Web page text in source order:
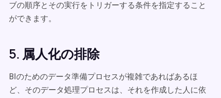
ブの順序とその実行をトリガーする条件を指定すること
ができます。
5. 属人化の排除
BIのためのデータ準備プロセスが複雑であればあるほ
ど、そのデータ処理プロセスは、それを作成した人に依